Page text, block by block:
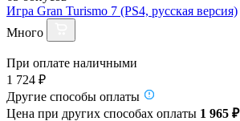
Игра Gran Turismo 7 (PS4, русская версия)
Много
При оплате наличными
1 724 ₽
Другие способы оплаты
Цена при других способах оплаты 1 965 ₽